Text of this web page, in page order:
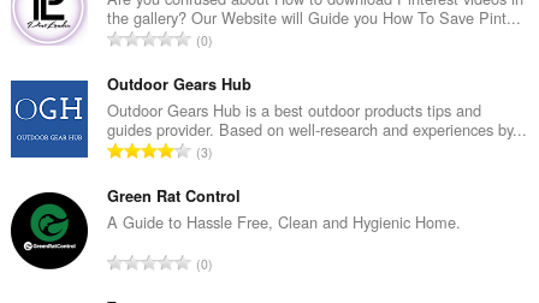
the gallery? Our Website will Guide you How To Save Pint...
총
급
수
:
0
Outdoor Gears Hub
Outdoor Gears Hub is a best outdoor products tips and
guides provider. Based on well-research and experiences by...
총
급
수
3
Green Rat Control
A Guide to Hassle Free, Clean and Hygienic Home.
총
0